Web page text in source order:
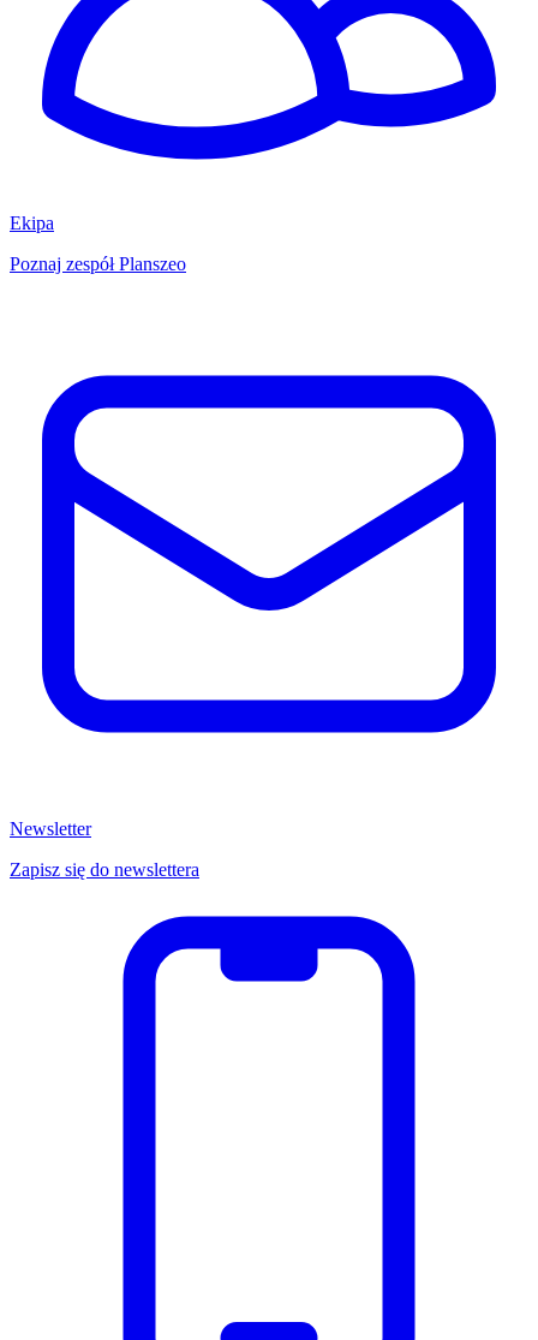
Ekipa
Poznaj zespół Planszeo
Newsletter
Zapisz się do newslettera